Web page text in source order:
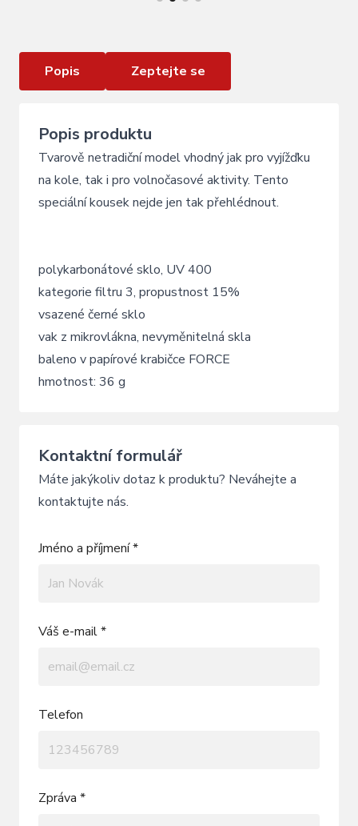
Popis Zeptejte se
Popis produktu
Tvarově netradiční model vhodný jak pro vyjížďku
na kole, tak i pro volnočasové aktivity. Tento
speciální kousek nejde jen tak přehlédnout.
polykarbonátové sklo, UV 400
kategorie filtru 3, propustnost 15%
vsazené černé sklo
vak z mikrovlákna, nevyměnitelná skla
baleno v papírové krabičce FORCE
hmotnost: 36 g
Kontaktní formulář
Máte jakýkoliv dotaz k produktu? Neváhejte a
kontaktujte nás.
Jméno a příjmení *
Váš e-mail *
Telefon
Zpráva *